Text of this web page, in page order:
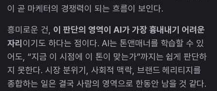
이 곧 마케터의 경쟁력이 되는 흐름이 보인다.
흥미로운 건, 이 판단의 영역이 AI가 가장 흉내내기 어려운
자리이기도 하다는 점이다. AI는 톤앤매너를 학습할 수 있
어도, “지금 이 시점에 이 톤이 맞는가”까지는 쉽게 판단하
지 못한다. 시장 분위기, 사회적 맥락, 브랜드 헤리티지를
종합하는 일은 결국 사람의 영역으로 한동안 남을 것 같다.